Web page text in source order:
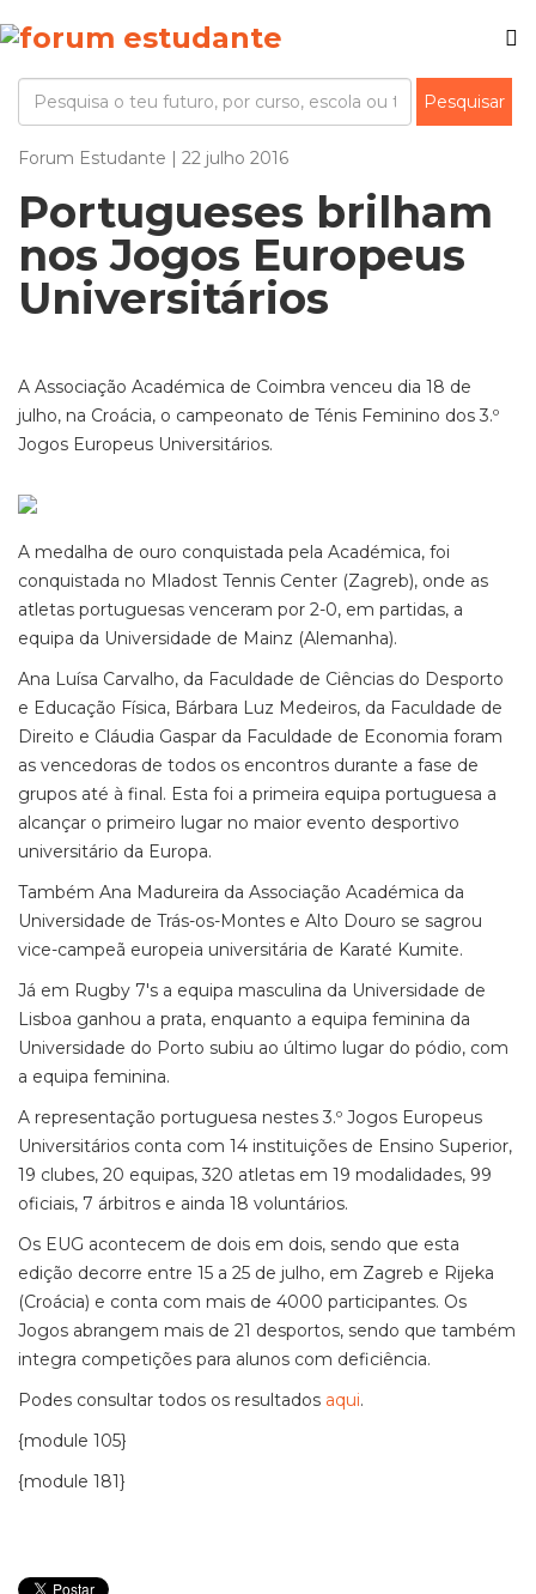
Forum Estudante | 22 julho 2016
Portugueses brilham
nos Jogos Europeus
Universitários
A Associação Académica de Coimbra venceu dia 18 de
julho, na Croácia, o campeonato de Ténis Feminino dos 3.º
Jogos Europeus Universitários.
A medalha de ouro conquistada pela Académica, foi
conquistada no Mladost Tennis Center (Zagreb), onde as
atletas portuguesas venceram por 2-0, em partidas, a
equipa da Universidade de Mainz (Alemanha).
Ana Luísa Carvalho, da Faculdade de Ciências do Desporto
e Educação Física, Bárbara Luz Medeiros, da Faculdade de
Direito e Cláudia Gaspar da Faculdade de Economia foram
as vencedoras de todos os encontros durante a fase de
grupos até à final. Esta foi a primeira equipa portuguesa a
alcançar o primeiro lugar no maior evento desportivo
universitário da Europa.
Também Ana Madureira da Associação Académica da
Universidade de Trás-os-Montes e Alto Douro se sagrou
vice-campeã europeia universitária de Karaté Kumite.
Já em Rugby 7's a equipa masculina da Universidade de
Lisboa ganhou a prata, enquanto a equipa feminina da
Universidade do Porto subiu ao último lugar do pódio, com
a equipa feminina.
A representação portuguesa nestes 3.º Jogos Europeus
Universitários conta com 14 instituições de Ensino Superior,
19 clubes, 20 equipas, 320 atletas em 19 modalidades, 99
oficiais, 7 árbitros e ainda 18 voluntários.
Os EUG acontecem de dois em dois, sendo que esta
edição decorre entre 15 a 25 de julho, em Zagreb e Rijeka
(Croácia) e conta com mais de 4000 participantes. Os
Jogos abrangem mais de 21 desportos, sendo que também
integra competições para alunos com deficiência.
Podes consultar todos os resultados aqui.
{module 105}
{module 181}